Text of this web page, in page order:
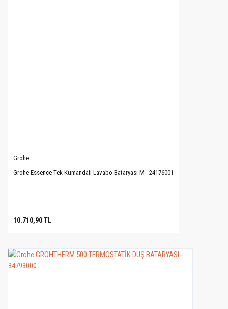
Grohe
Grohe Essence Tek Kumandalı Lavabo Bataryası M - 24176001
10.710,90 TL